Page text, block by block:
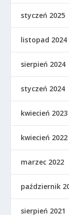
styczeń 2025
listopad 2024
sierpień 2024
styczeń 2024
kwiecień 2023
kwiecień 2022
marzec 2022
październik
sierpień 2021